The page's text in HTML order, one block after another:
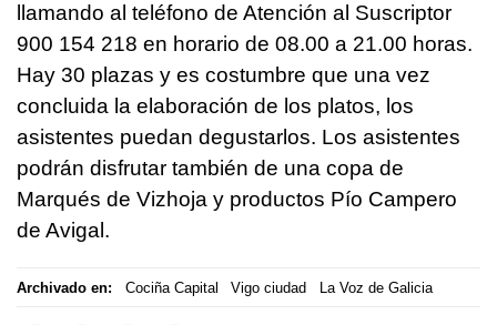
llamando al teléfono de Atención al Suscriptor
900 154 218 en horario de 08.00 a 21.00 horas.
Hay 30 plazas y es costumbre que una vez
concluida la elaboración de los platos, los
asistentes puedan degustarlos. Los asistentes
podrán disfrutar también de una copa de
Marqués de Vizhoja y productos Pío Campero
de Avigal.
Archivado en: Cociña Capital Vigo ciudad La Voz de Galicia